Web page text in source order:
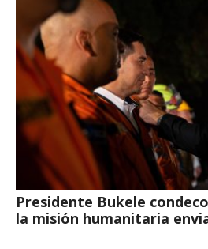
Presidente Bukele
la misión humanitaria